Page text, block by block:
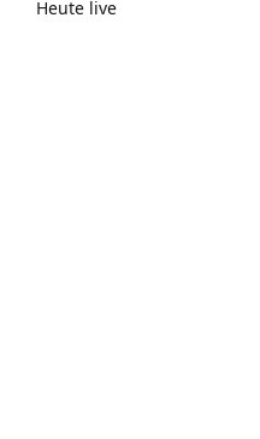
Heute live